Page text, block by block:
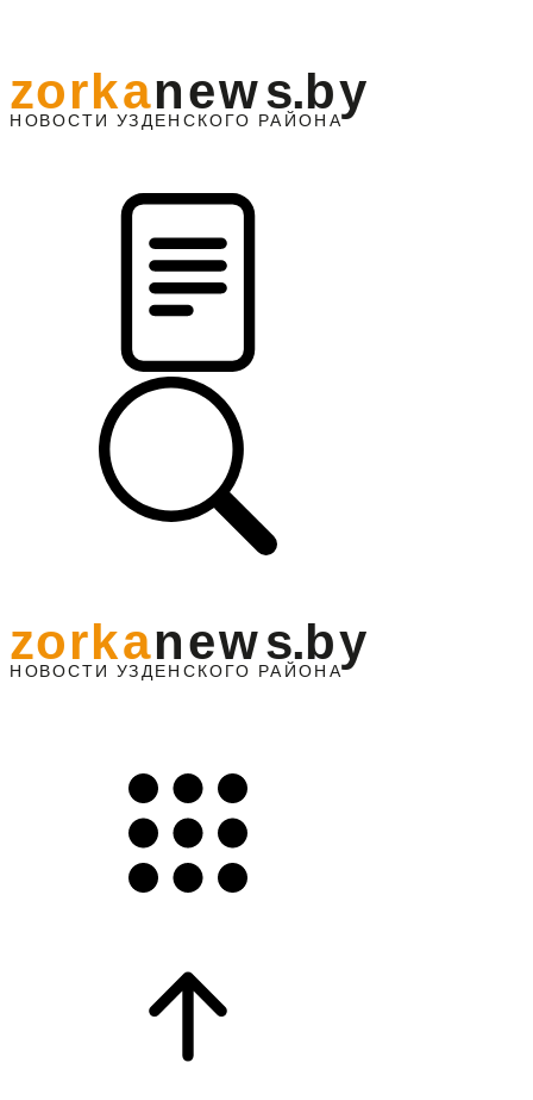
НО ВОСТИ УЗДЕНС КО ГО РАЙОНА
zorkanews.by